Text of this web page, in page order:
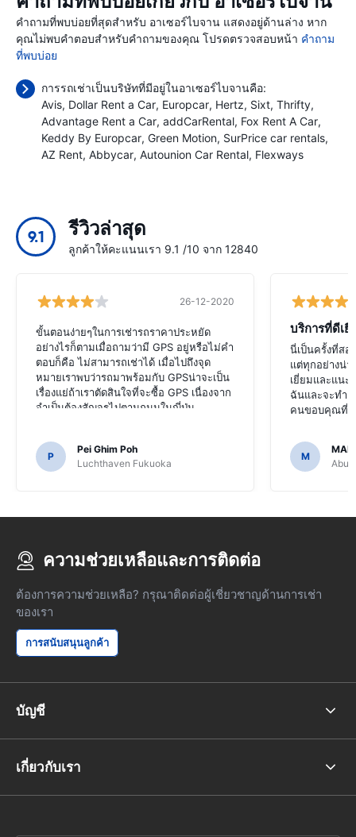
คำถามที่พบบ่อยที่สุดสำหรับ อาเซอร์ไบจาน แสดงอยู่ด้านล่าง หาก
คุณไม่พบคำตอบสำหรับคำถามของคุณ โปรดตรวจสอบหน้า คำถาม
ที่พบบ่อย
การรถเช่าเป็นบริษัทที่มีอยู่ในอาเซอร์ไบจานคือ:
Avis Dollar Rent a Car Europcar Hertz Sixt Thrifty
Advantage Rent a Car addCarRental Fox Rent A Car
Keddy By Europcar Green Motion SurPrice car rentals
AZ Rent Abbycar Autounion Car Rental Flexways
9.1 รีวิวล่าสุด
ลูกค้าให้คะแนนเรา 9.1 /10 จาก 12840
26-12-2020
ขั้นตอนง่ายๆในการเช่ารถราคาประหยัด
อย่างไรก็ตามเมื่อถามว่ามี GPS อยู่หรือไม่คำ
ตอบก็คือ ไม่สามารถเช่าได้ เมื่อไปถึงจุด
หมายเราพบว่ารถมาพร้อมกับ GPSน่าจะเป็น
เรื่องแย่ถ้าเราตัดสินใจที่จะซื้อ GPS เนื่องจาก
จำเป็นต้องสัญจรไปตามถนนในญี่ปุ่น
P
Pei Ghim Poh
Luchthaven Fukuoka
บริการที่ดีเยี่
นี่เป็นครั้งที่สอ
แต่ทุกอย่างน่
เยี่ยมและแน
ฉันและจะทำแ
คนขอบคุณที่ท
M
Abu
ความช่วยเหลือและการติดต่อ
ต้องการความช่วยเหลือ? กรุณาติดต่อผู้เชี่ยวชาญด้านการเช่า
ของเรา
การสนับสนุนลูกค้า
บัญชี
เกี่ยวกับเรา